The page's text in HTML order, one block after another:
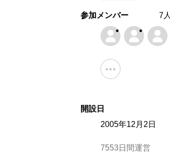
参加メンバー 7人
開設日
2005年12月2日
7553日間運営